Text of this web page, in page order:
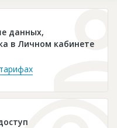
данных,
в Личном кабинете